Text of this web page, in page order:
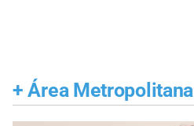
+ Área Metropolitana